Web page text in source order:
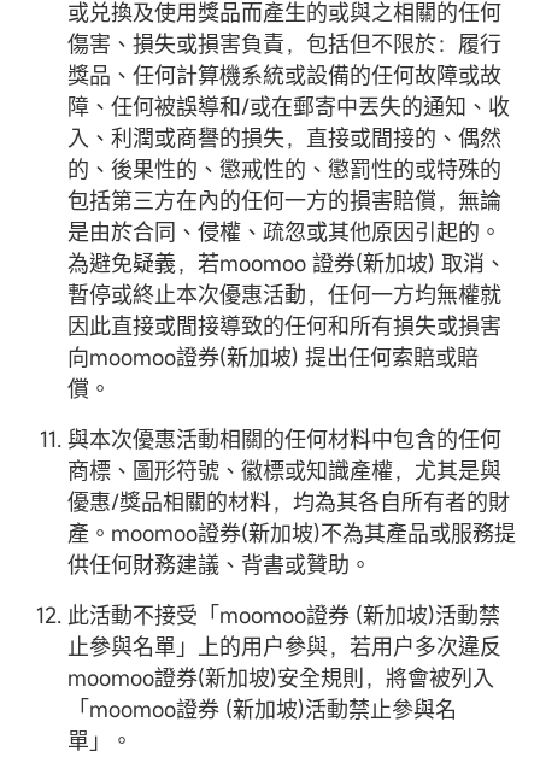
或兑換及使用獎品而產生的或與之相關的任何
傷害、損失或損害負責，包括但不限於：履行
獎品、任何計算機系統或設備的任何故障或故
障、任何被誤導和/或在郵寄中丟失的通知、收
入、利潤或商譽的損失，直接或間接的、偶然
的、後果性的、懲戒性的、懲罰性的或特殊的
包括第三方在內的任何一方的損害賠償，無論
是由於合同、侵權、疏忽或其他原因引起的。
為避免疑義，若moomoo 證券(新加坡) 取消、
暫停或終止本次優惠活動，任何一方均無權就
因此直接或間接導致的任何和所有損失或損害
向moomoo證券(新加坡) 提出任何索賠或賠
償。
與本次優惠活動相關的任何材料中包含的任何
商標、圖形符號、徽標或知識產權，尤其是與
優惠/獎品相關的材料，均為其各自所有者的財
產。moomoo證券(新加坡)不為其產品或服務提
供任何財務建議、背書或贊助。
此活動不接受「moomoo證券 (新加坡)活動禁
止參與名單」上的用户參與，若用户多次違反
moomoo證券(新加坡)安全規則，將會被列入
「moomoo證券 (新加坡)活動禁止參與名
單」。